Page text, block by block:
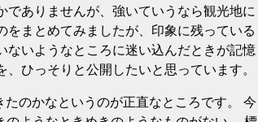
ありませんが、強いていうなら観光地に
をまとめてみましたが、印象に残っている
ないようなところに迷い込んだときが記憶
ひっそりと公開したいと思っています。
のかなというのが正直なところです。 今